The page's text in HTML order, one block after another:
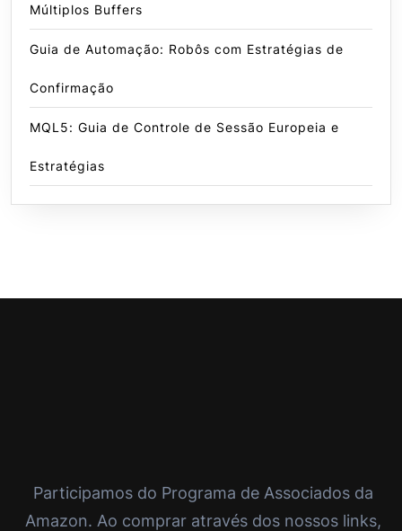
Múltiplos Buffers
Guia de Automação: Robôs com Estratégias de
Confirmação
MQL5: Guia de Controle de Sessão Europeia e
Estratégias
Participamos do Programa de Associados da
Amazon. Ao comprar através dos nossos links,